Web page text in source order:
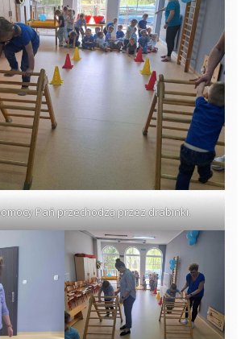
Pań przechodzą przez drabinki.